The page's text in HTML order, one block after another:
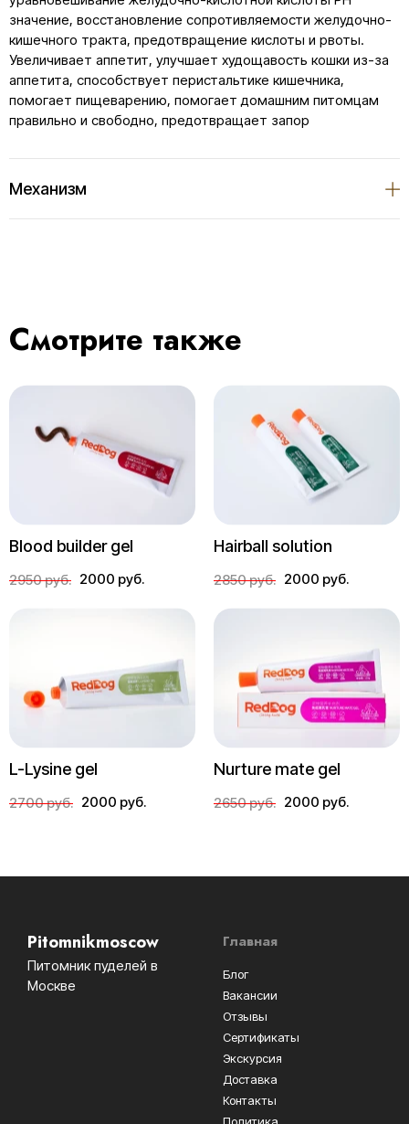
значение, восстановление сопротивляемости желудочно-
кишечного тракта, предотвращение кислоты и рвоты.
Увеличивает аппетит, улучшает худощавость кошки из-за
аппетита, способствует перистальтике кишечника,
помогает пищеварению, помогает домашним питомцам
правильно и свободно, предотвращает запор
Механизм
Смотрите также
Blood builder gel
2950 руб. 2000 руб.
Hairball solution
2850 руб. 2000 руб.
L-Lysine gel
2700 руб. 2000 руб.
Nurture mate gel
2650 руб. 2000 руб.
Pitomnikmoscow
Питомник пуделей в
Москве
Главная
Блог
Вакансии
Отзывы
Сертификаты
Экскурсия
Доставка
Контакты